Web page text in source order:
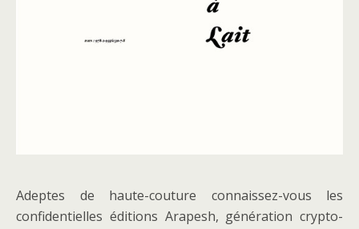
Adeptes de haute-couture connaissez-vous les
confidentielles éditions Arapesh, génération crypto-